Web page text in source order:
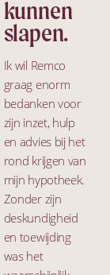
kunnen
slapen.
Ik wil Remco
graag enorm
bedanken voor
zijn inzet, hulp
en advies bij het
rond krijgen van
mijn hypotheek.
Zonder zijn
deskundigheid
en toewijding
was het